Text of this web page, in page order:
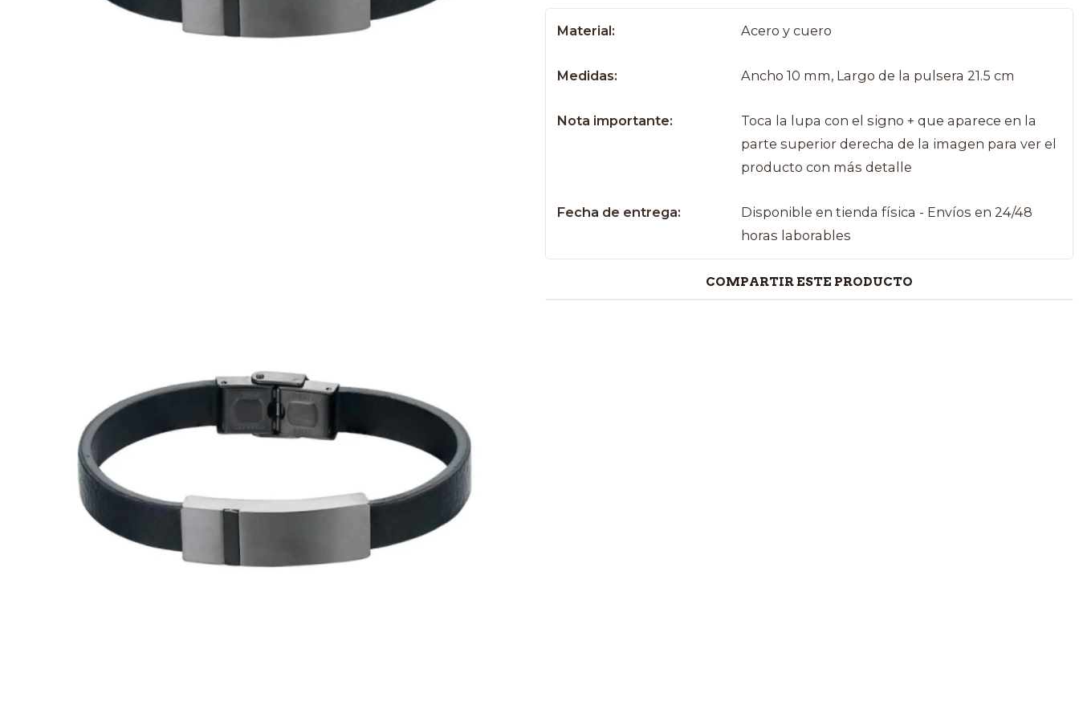
Material: Acero y cuero
Medidas: Ancho 10 mm, Largo de la pulsera 21.5 cm
Nota importante:
Toca la lupa con el signo + que aparece en la
parte superior derecha de la imagen para ver el
producto con más detalle
Fecha de entrega:
Disponible en tienda física - Envíos en 24/48
horas laborables
COMPARTIR ESTE PRODUCTO